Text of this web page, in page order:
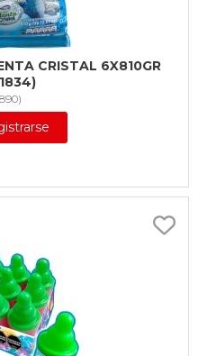
CRISTAL 6X810GR
)